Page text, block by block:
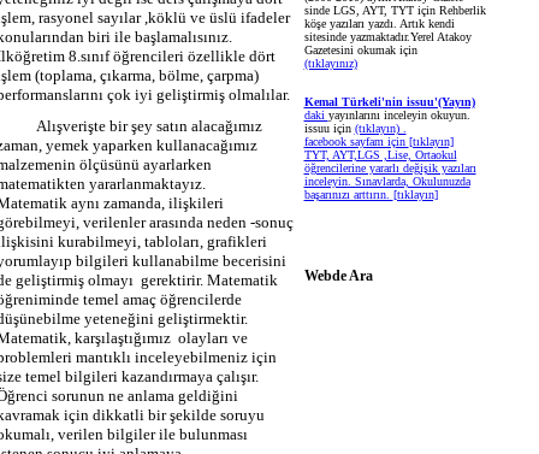
rasyonel sayılar ,köklü ve üslü ifadeler
biri ile başlamalısınız.
8.sınıf öğrencileri özellikle dört
(toplama, çıkarma, bölme, çarpma)
çok iyi geliştirmiş olmalılar.
Alışverişte bir şey satın alacağımız
yemek yaparken kullanacağımız
ölçüsünü ayarlarken
yararlanmaktayız.
aynı zamanda, ilişkileri
verilenler arasında neden -sonuç
kurabilmeyi, tabloları, grafikleri
bilgileri kullanabilme becerisini
geliştirmiş olmayı gerektirir. Matematik
temel amaç öğrencilerde
yeteneğini geliştirmektir.
karşılaştığımız olayları ve
mantıklı inceleyebilmeniz için
temel bilgileri kazandırmaya çalışır.
sorunun ne anlama geldiğini
için dikkatli bir şekilde soruyu
verilen bilgiler ile bulunması
sinde LGS, AYT, TYT için Rehberlik
köşe yazıları yazdı. Artık kendi
sitesinde yazmaktadır.Yerel Atakoy
Gazetesini okumak için
(tıklayınız)
Kemal Türkeli'nin issuu'(Yayın)
daki yayınlarını inceleyin okuyun.
issuu için (tıklayın) .
facebook sayfam için [tıklayın]
TYT, AYT,LGS ,Lise, Ortaokul
öğrencilerine yararlı değişik yazıları
inceleyin. Sınavlarda, Okulunuzda
başarınızı arttırın. [tıklayın]
Webde Ara